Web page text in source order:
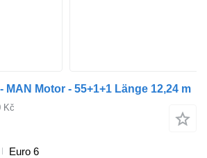
MAN Motor - 55+1+1 Länge 12,24 m
Kč
Euro 6